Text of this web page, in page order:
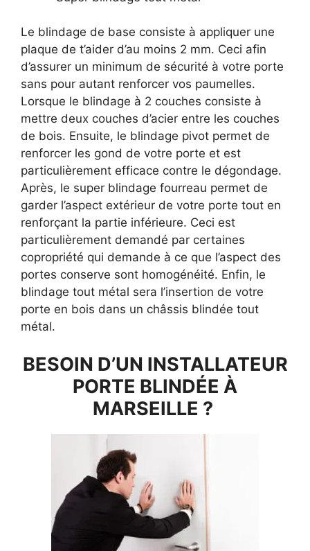
Le blindage de base consiste à appliquer une
plaque de t’aider d’au moins 2 mm. Ceci afin
d’assurer un minimum de sécurité à votre porte
sans pour autant renforcer vos paumelles.
Lorsque le blindage à 2 couches consiste à
mettre deux couches d’acier entre les couches
de bois. Ensuite, le blindage pivot permet de
renforcer les gond de votre porte et est
particulièrement efficace contre le dégondage.
Après, le super blindage fourreau permet de
garder l’aspect extérieur de votre porte tout en
renforçant la partie inférieure. Ceci est
particulièrement demandé par certaines
copropriété qui demande à ce que l’aspect des
portes conserve sont homogénéité. Enfin, le
blindage tout métal sera l’insertion de votre
porte en bois dans un châssis blindée tout
métal.
BESOIN D’UN INSTALLATEUR
PORTE BLINDÉE À
MARSEILLE ?